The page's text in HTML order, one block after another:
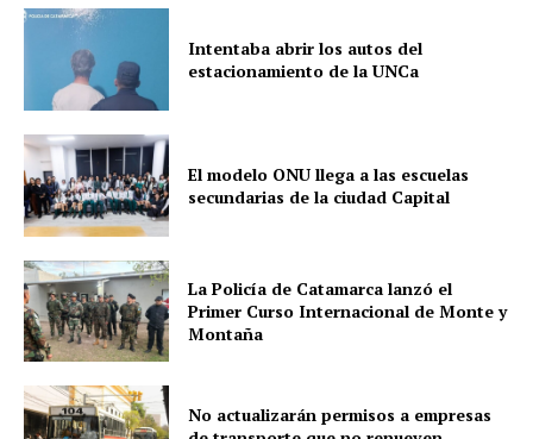
Intentaba abrir los autos del
estacionamiento de la UNCa
El modelo ONU llega a las escuelas
secundarias de la ciudad Capital
La Policía de Catamarca lanzó el
Primer Curso Internacional de Monte y
Montaña
No actualizarán permisos a empresas